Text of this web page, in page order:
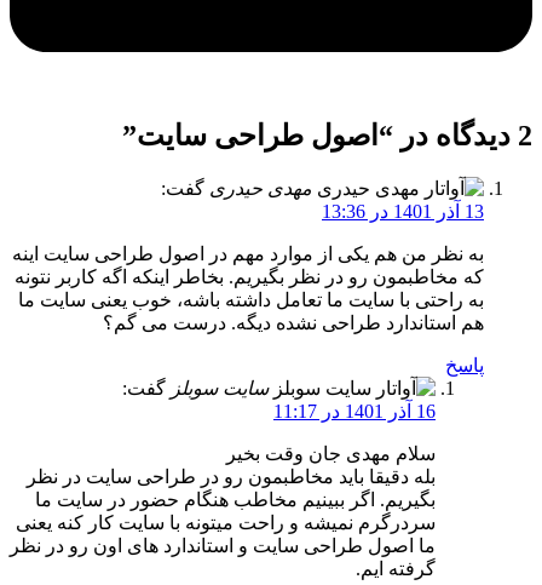
2 دیدگاه در “ اصول طراحی سایت”
مهدی حیدری گفت:
13 آذر 1401 در 13:36
به نظر من هم یکی از موارد مهم در اصول طراحی سایت اینه
که مخاطبمون رو در نظر بگیریم. بخاطر اینکه اگه کاربر نتونه
به راحتی با سایت ما تعامل داشته باشه، خوب یعنی سایت ما
هم استاندارد طراحی نشده دیگه. درست می گم؟
پاسخ
سایت سوبلز گفت:
16 آذر 1401 در 11:17
سلام مهدی جان وقت بخیر
بله دقیقا باید مخاطبمون رو در طراحی سایت در نظر
بگیریم. اگر ببینیم مخاطب هنگام حضور در سایت ما
سردرگرم نمیشه و راحت میتونه با سایت کار کنه یعنی
ما اصول طراحی سایت و استاندارد های اون رو در نظر
گرفته ایم.